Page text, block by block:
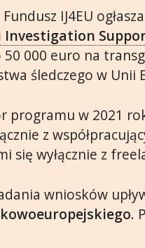
IJ4EU
50 000 euro na
śledczego w Unii
programu w 2021
z
się wyłącznie z
wniosków
.